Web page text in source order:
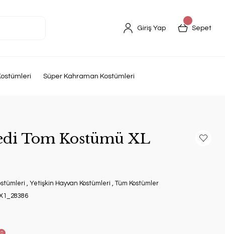
Giriş Yap Sepet
Süper Kahraman Kostümleri
Tom Kostümü XL
, Yetişkin Hayvan Kostümleri , Tüm Kostümler